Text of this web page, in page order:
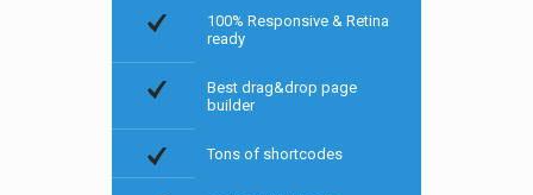
100% Responsive & Retina
ready
Best drag&drop page
builder
Tons of shortcodes